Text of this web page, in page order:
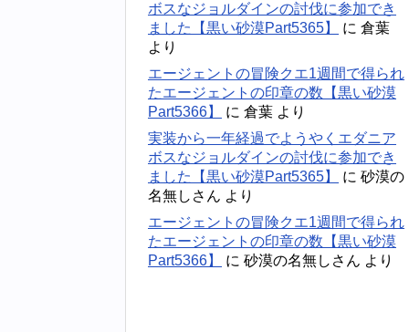
ボスなジョルダインの討伐に参加でき
ました【黒い砂漠Part5365】
に 倉葉
より
エージェントの冒険クエ1週間で得られ
たエージェントの印章の数【黒い砂漠
Part5366】
に 倉葉 より
実装から一年経過でようやくエダニア
ボスなジョルダインの討伐に参加でき
ました【黒い砂漠Part5365】
に 砂漠の
名無しさん より
エージェントの冒険クエ1週間で得られ
たエージェントの印章の数【黒い砂漠
Part5366】
に 砂漠の名無しさん より